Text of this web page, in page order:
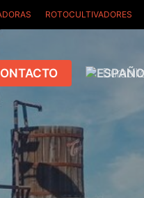
ROTOCULTIVADORES